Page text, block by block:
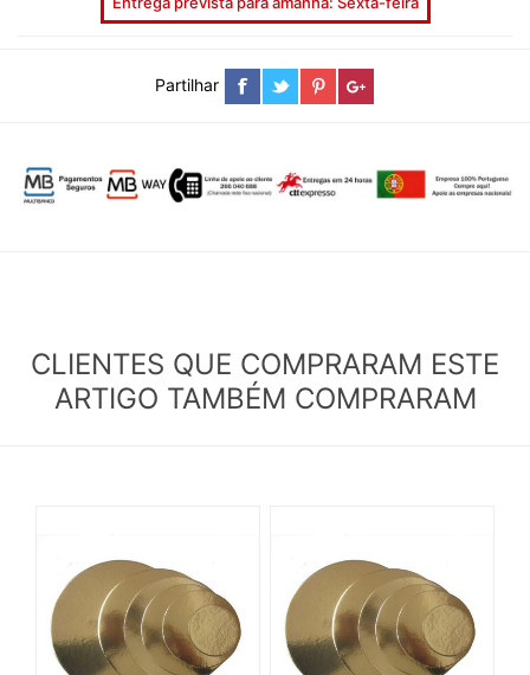
Partilhar
CLIENTES QUE COMPRARAM ESTE
ARTIGO TAMBÉM COMPRARAM